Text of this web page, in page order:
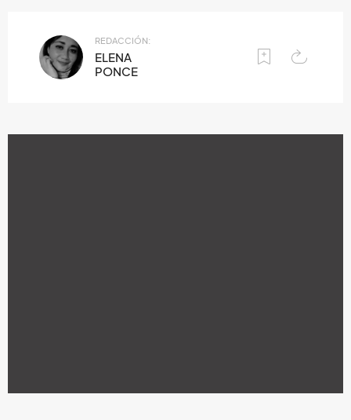
REDACCIÓN:
ELENA
PONCE